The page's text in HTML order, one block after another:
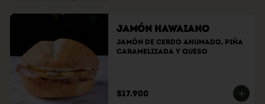
Jamón Hawaiano
Jamón de cerdo ahumado, piña
caramelizada y queso
$17.900